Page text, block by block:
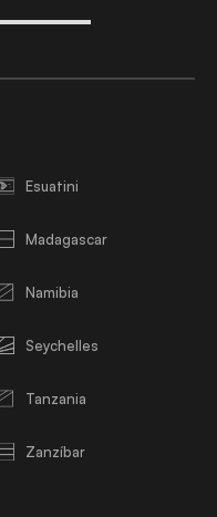
Esuatini
Madagascar
Namibia
Seychelles
Tanzania
Zanzíbar